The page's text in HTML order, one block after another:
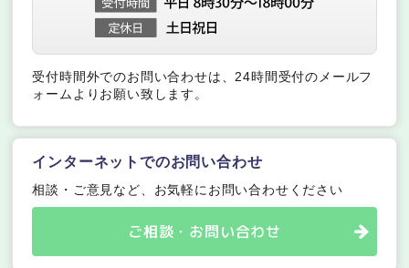
受付時間外でのお問い合わせは、24時間受付のメールフ
ォームよりお願い致します。
インターネットでのお問い合わせ
相談・ご意見など、お気軽にお問い合わせください
ご相談・お問い合わせ